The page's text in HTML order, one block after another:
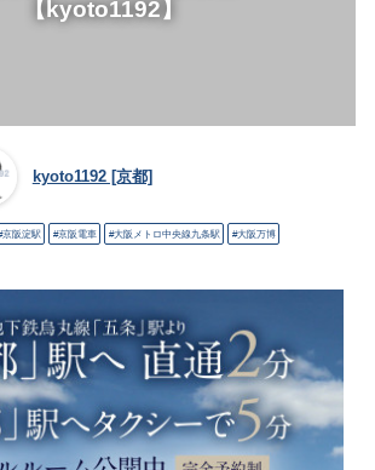
【kyoto1192】
kyoto1192 [京都]
京阪淀駅 京阪電車 大阪メトロ中央線九条駅 大阪万博